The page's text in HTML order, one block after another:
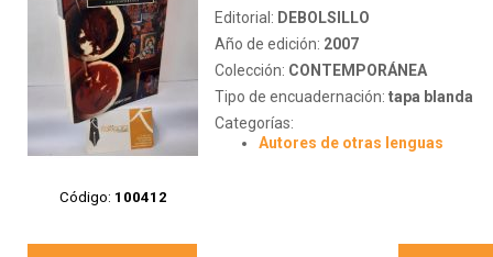
Código: 100412
Editorial: DEBOLSILLO
Año de edición: 2007
Colección: CONTEMPORÁNEA
Tipo de encuadernación: tapa blanda
Categorías:
Autores de otras lenguas